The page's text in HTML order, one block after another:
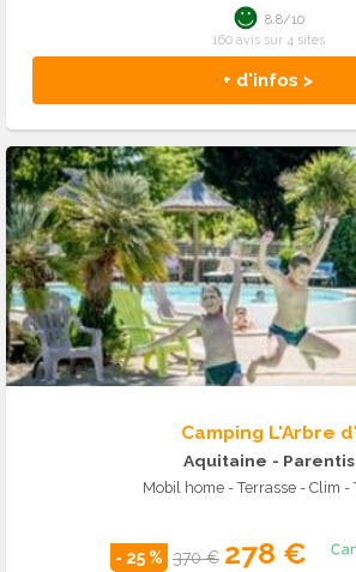
+ d'infos >
8.8/10
160 avis sur 4 sites
Camping L'Arbre
Aquitaine - Parentis
Mobil home - Terrasse - Clim -
- 25 % 370 € 278 €